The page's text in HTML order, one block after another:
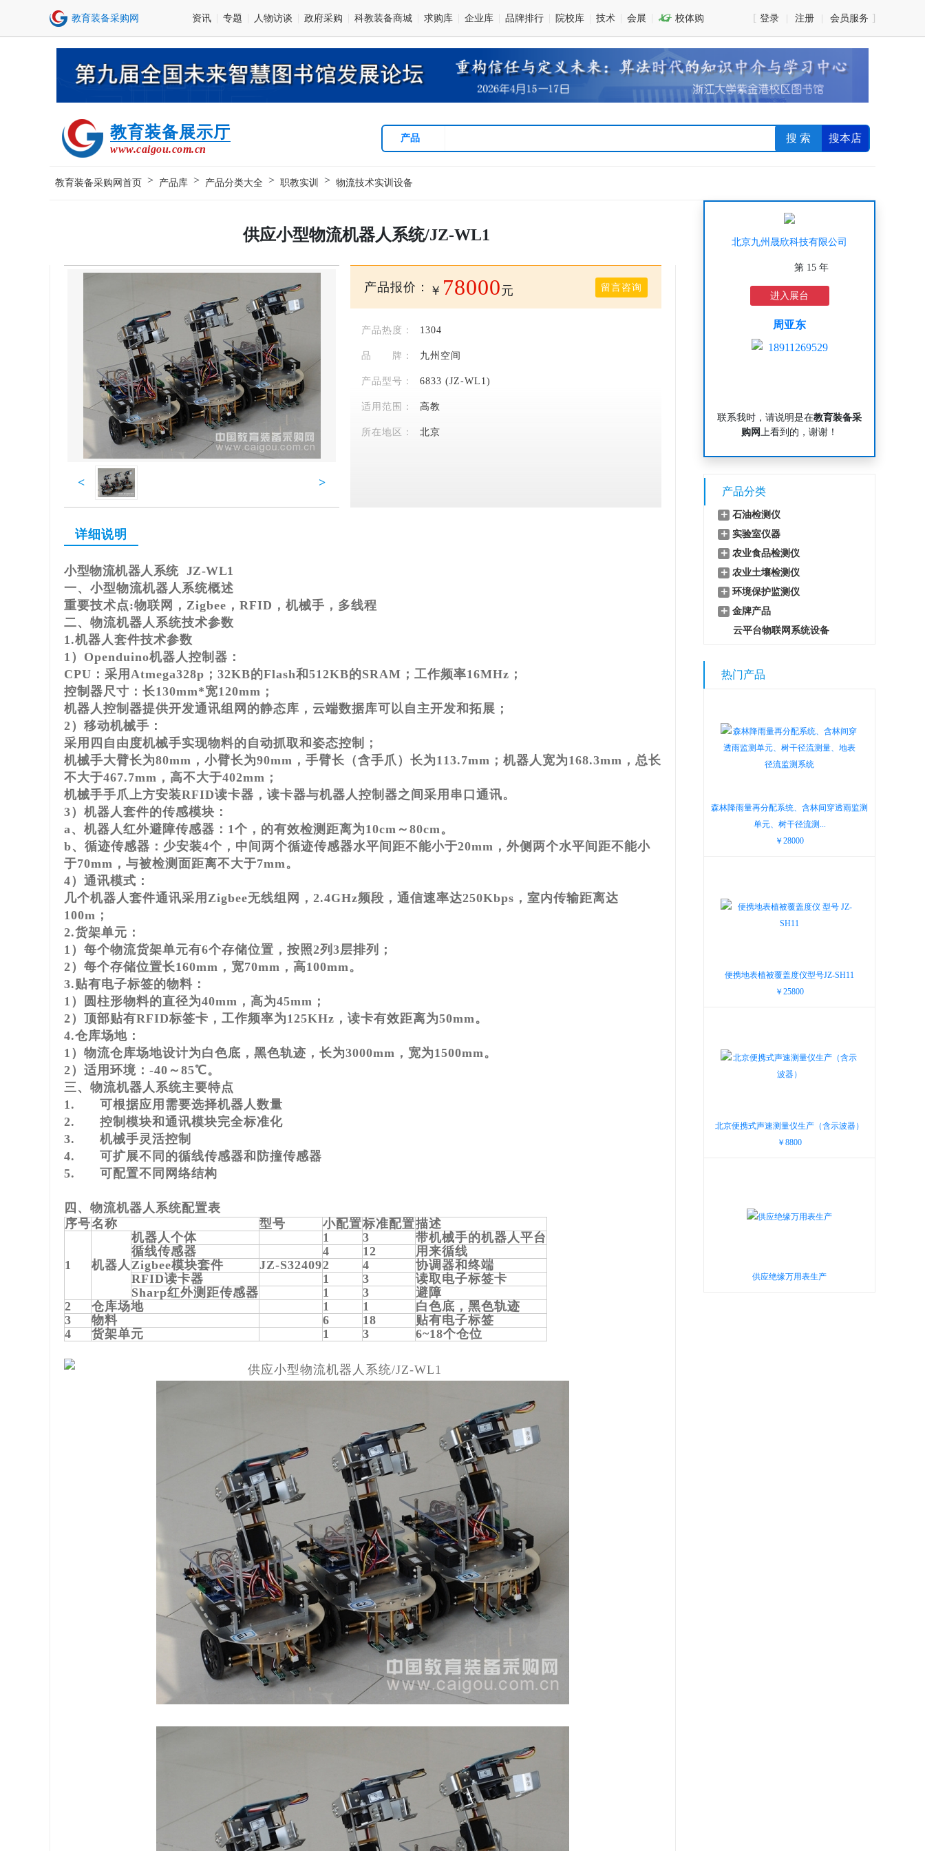
资讯 专题 人物访谈 政府采购 科教装备商城 求购库 企业库 品牌排行 院校库 技术 会展  校体购 登录 注册 会员服务
教育装备展示厅
www.caigou.com.cn
产品 搜 索 搜本店
教育装备采购网首页 > 产品库 > 产品分类大全 > 职教实训 > 物流技术实训设备
供应小型物流机器人系统/JZ-WL1
< >
产品报价： ￥ 78000元 留言咨询
产品热度： 1304
品 牌： 九州空间
产品型号： 6833 (JZ-WL1)
适用范围： 高教
所在地区： 北京
详细说明
小型物流机器人系统 JZ-WL1
一、小型物流机器人系统概述
重要技术点:物联网，Zigbee，RFID，机械手，多线程
二、物流机器人系统技术参数
1.机器人套件技术参数
1）Openduino机器人控制器：
CPU：采用Atmega328p；32KB的Flash和512KB的SRAM；工作频率16MHz；
控制器尺寸：长130mm*宽120mm；
机器人控制器提供开发通讯组网的静态库，云端数据库可以自主开发和拓展；
2）移动机械手：
采用四自由度机械手实现物料的自动抓取和姿态控制；
机械手大臂长为80mm，小臂长为90mm，手臂长（含手爪）长为113.7mm；机器人宽为168.3mm，总长
不大于467.7mm，高不大于402mm；
机械手手爪上方安装RFID读卡器，读卡器与机器人控制器之间采用串口通讯。
3）机器人套件的传感模块：
a、机器人红外避障传感器：1个，的有效检测距离为10cm～80cm。
b、循迹传感器：少安装4个，中间两个循迹传感器水平间距不能小于20mm，外侧两个水平间距不能小
于70mm，与被检测面距离不大于7mm。
4）通讯模式：
几个机器人套件通讯采用Zigbee无线组网，2.4GHz频段，通信速率达250Kbps，室内传输距离达
100m；
2.货架单元：
1）每个物流货架单元有6个存储位置，按照2列3层排列；
2）每个存储位置长160mm，宽70mm，高100mm。
3.贴有电子标签的物料：
1）圆柱形物料的直径为40mm，高为45mm；
2）顶部贴有RFID标签卡，工作频率为125KHz，读卡有效距离为50mm。
4.仓库场地：
1）物流仓库场地设计为白色底，黑色轨迹，长为3000mm，宽为1500mm。
2）适用环境：-40～85℃。
三、物流机器人系统主要特点
1. 可根据应用需要选择机器人数量
2. 控制模块和通讯模块完全标准化
3. 机械手灵活控制
4. 可扩展不同的循线传感器和防撞传感器
5. 可配置不同网络结构
四、物流机器人系统配置表
序号名称 型号 小配置标准配置描述
1 机器人
机器人个体 1 3
带机械手的机器人平台
循线传感器
4 12
用来循线
Zigbee模块套件
JZ-S324092 4
协调器和终端
RFID读卡器
1 3
读取电子标签卡
Sharp红外测距传感器
1 3
避障
2
仓库场地 1 1
白色底，黑色轨迹
3
物料 6 18
贴有电子标签
4
货架单元 1 3 6~18个仓位
北京九州晟欣科技有限公司
第 15 年
进入展台
周亚东
18911269529
联系我时，请说明是在教育装备采
购网上看到的，谢谢！
产品分类
＋ 石油检测仪
＋ 实验室仪器
＋ 农业食品检测仪
＋ 农业土壤检测仪
＋ 环境保护监测仪
＋ 金牌产品
云平台物联网系统设备
热门产品
森林降雨量再分配系统、含林间穿透雨监测
单元、树干径流测...
￥28000
便携地表植被覆盖度仪型号JZ-SH11
￥25800
北京便携式声速测量仪生产（含示波器）
￥8800
供应绝缘万用表生产